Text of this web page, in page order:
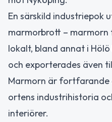
En särskild industriepok
marmorbrott – marmorn
lokalt, bland annat i
och exporterades även
Marmorn är
ortens industrihistoria
interiörer.